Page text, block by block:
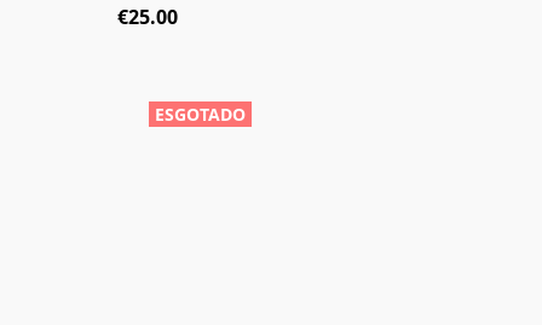
€25.00
ESGOTADO